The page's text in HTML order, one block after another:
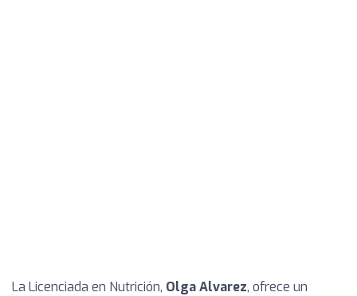
La Licenciada en Nutrición, Olga Alvarez, ofrece un